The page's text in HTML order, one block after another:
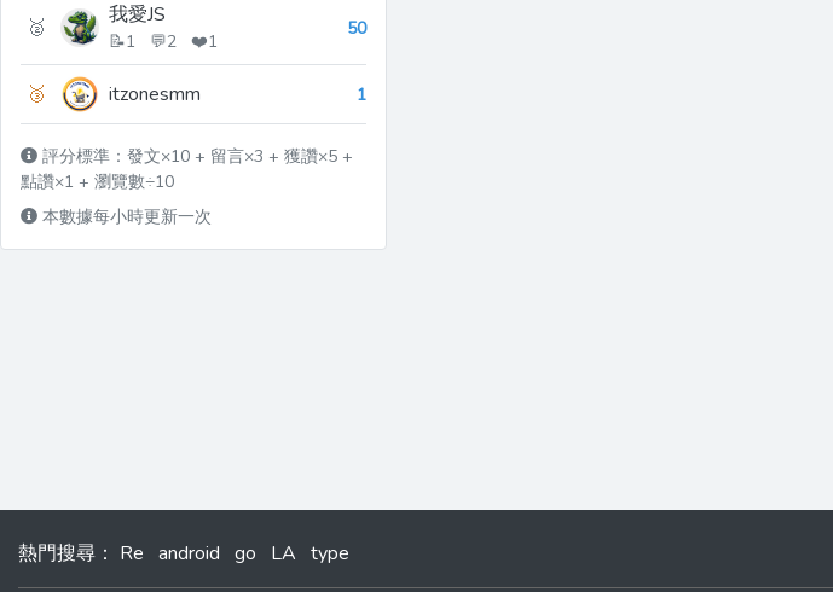
🥈 我愛JS
📝1 💬2 ❤️1
50
🥉 itzonesmm 1
評分標準：發文×10 + 留言×3 + 獲讚×5 +
點讚×1 + 瀏覽數÷10
本數據每小時更新一次
熱門搜尋 ： Re android go LA type